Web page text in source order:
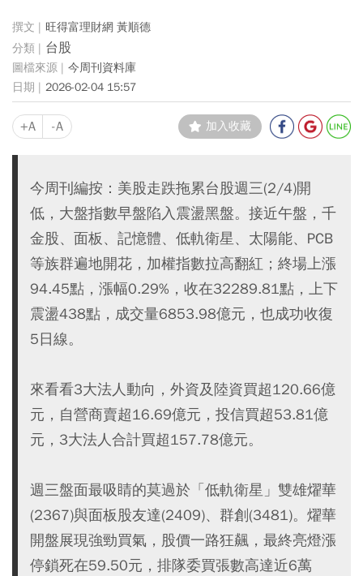
旺得富理財網 黃順德
台股
今周刊資料庫
2026-02-04 15:57
+A -A 加入收藏
今周刊編按：美股走跌拖累台股週三(2/4)開
低，大盤指數早盤陷入震盪黑盤。接近午盤，千
金股、面板、記憶體、低軌衛星、太陽能、PCB
等族群遍地開花，加權指數拉高翻紅；終場上漲
94.45點，漲幅0.29%，收在32289.81點，上下
震盪438點，成交量6853.98億元，也成功收復
5日線。
來看看3大法人動向，外資及陸資買超120.66億
元，自營商賣超16.69億元，投信買超53.81億
元，3大法人合計買超157.78億元。
週三盤面最吸睛的莫過於「低軌衛星」雙雄燿華
(2367)與面板股友達(2409)、群創(3481)。燿華
開盤展現強勁買氣，股價一路狂飆，最終亮燈漲
停鎖死在59.50元，排隊委買張數高達近6萬